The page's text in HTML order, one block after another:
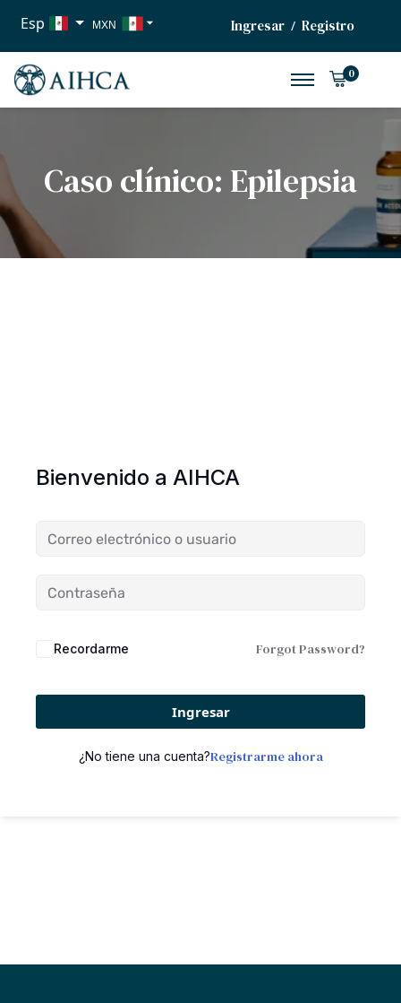
Esp MXN
EUR
Ingresar / Registro
0
Caso clínico: Epilepsia
Bienvenido a AIHCA
Recordarme Forgot Password?
Ingresar
¿No tiene una cuenta?Registrarme ahora